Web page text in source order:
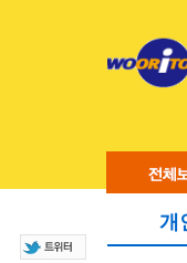
개